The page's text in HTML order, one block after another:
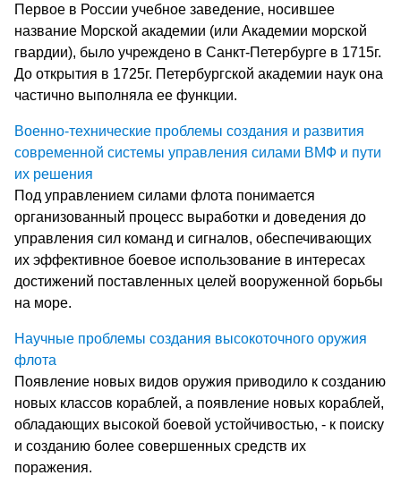
Первое в России учебное заведение, носившее
название Морской академии (или Академии морской
гвардии), было учреждено в Санкт-Петербурге в 1715г.
До открытия в 1725г. Петербургской академии наук она
частично выполняла ее функции.
Военно-технические проблемы создания и развития
современной системы управления силами ВМФ и пути
их решения
Под управлением силами флота понимается
организованный процесс выработки и доведения до
управления сил команд и сигналов, обеспечивающих
их эффективное боевое использование в интересах
достижений поставленных целей вооруженной борьбы
на море.
Научные проблемы создания высокоточного оружия
флота
Появление новых видов оружия приводило к созданию
новых классов кораблей, а появление новых кораблей,
обладающих высокой боевой устойчивостью, - к поиску
и созданию более совершенных средств их
поражения.